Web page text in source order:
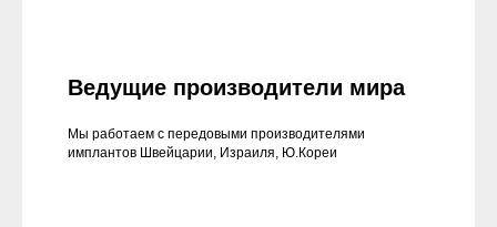
Ведущие производители мира
Мы работаем с передовыми производителями
имплантов Швейцарии, Израиля, Ю.Кореи